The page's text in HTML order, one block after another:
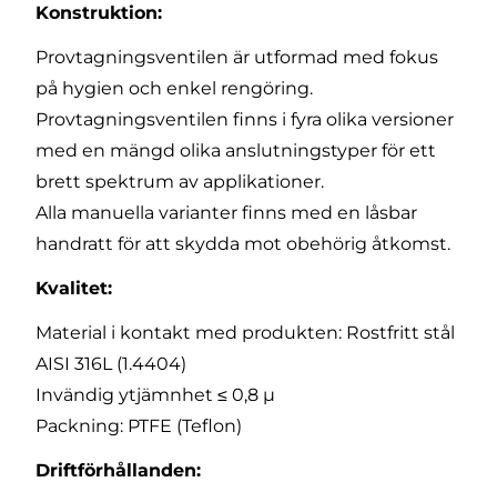
Konstruktion:
Provtagningsventilen är utformad med fokus
på hygien och enkel rengöring.
Provtagningsventilen finns i fyra olika versioner
med en mängd olika anslutningstyper för ett
brett spektrum av applikationer.
Alla manuella varianter finns med en låsbar
handratt för att skydda mot obehörig åtkomst.
Kvalitet:
Material i kontakt med produkten: Rostfritt stål
AISI 316L (1.4404)
Invändig ytjämnhet ≤ 0,8 µ
Packning: PTFE (Teflon)
Driftförhållanden: